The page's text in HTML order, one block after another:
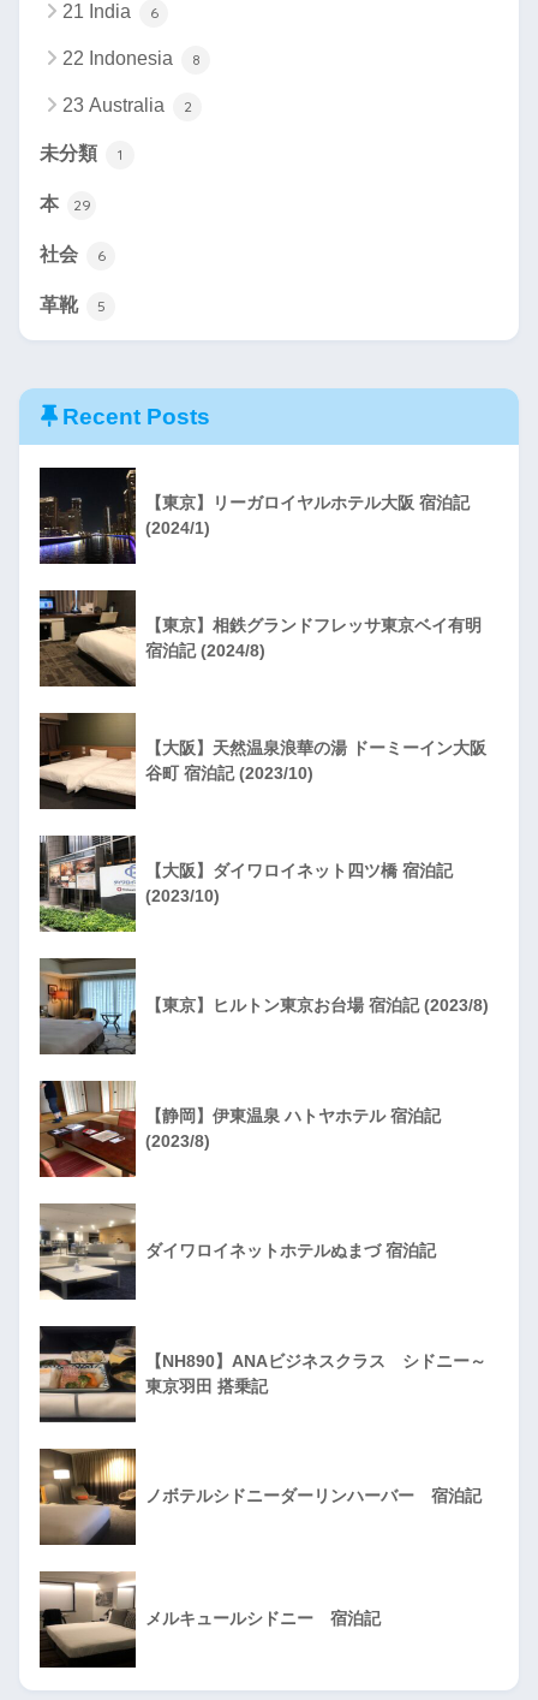
21 India 6
22 Indonesia 8
23 Australia 2
未分類 1
本 29
社会 6
革靴 5
Recent Posts
【東京】リーガロイヤルホテル大阪 宿泊記
(2024/1)
【東京】相鉄グランドフレッサ東京ベイ有明
宿泊記 (2024/8)
【大阪】天然温泉浪華の湯 ドーミーイン大阪
谷町 宿泊記 (2023/10)
【大阪】ダイワロイネット四ツ橋 宿泊記
(2023/10)
【東京】ヒルトン東京お台場 宿泊記 (2023/8)
【静岡】伊東温泉 ハトヤホテル 宿泊記
(2023/8)
ダイワロイネットホテルぬまづ 宿泊記
【NH890】ANAビジネスクラス シドニー～
東京羽田 搭乗記
ノボテルシドニーダーリンハーバー 宿泊記
メルキュールシドニー 宿泊記